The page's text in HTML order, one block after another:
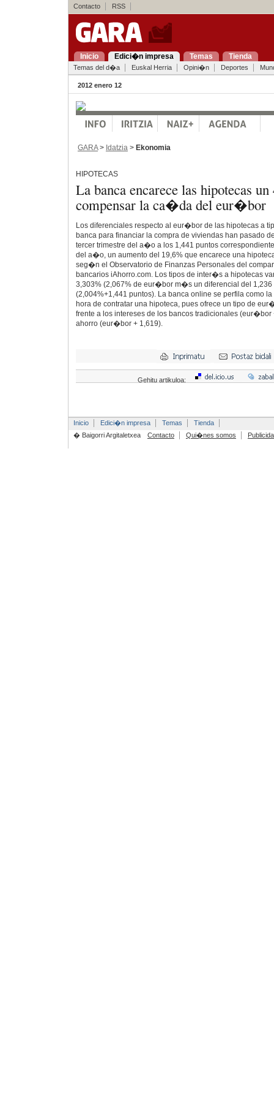
Contacto RSS
Inicio Edici�n impresa Temas Tienda
Temas del d�a Euskal Herria Opini�n Deportes
2012 enero 12
GARA> Idatzia > Ekonomia
HIPOTECAS
La banca encarece las hipotecas
compensar la ca�da del eur�bor
Los diferenciales respecto al eur�bor de las hipotecas a
banca para financiar la compra de viviendas han pasado
tercer trimestre del a�o a los 1,441 puntos
del a�o, un aumento del 19,6% que encarece una
seg�n el Observatorio de Finanzas Personales del
bancarios iAhorro.com. Los tipos de inter�s a hipotecas
3,303% (2,067% de eur�bor m�s un diferencial del 1,236
(2,004%+1,441 puntos). La banca online se perfila como
hora de contratar una hipoteca, pues ofrece un tipo de
frente a los intereses de los bancos tradicionales (eur�bor
ahorro (eur�bor + 1,619).
Gehitu artikuloa:
Inicio Edici�n impresa Temas
Tienda
� Baigorri Argitaletxea
Contacto Qui�nes somos